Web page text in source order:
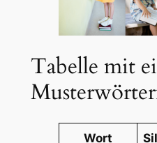
Tabelle mit
Wort